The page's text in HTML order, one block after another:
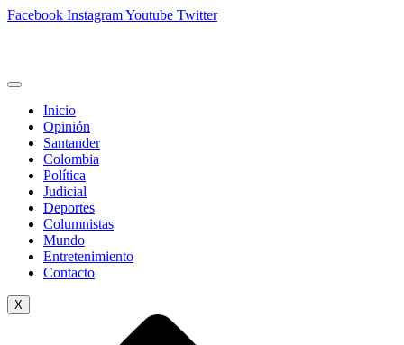
Facebook InstagramYoutube Twitter
Inicio
Opinión
Santander
Colombia
Política
Judicial
Deportes
Columnistas
Mundo
Entretenimiento
Contacto
X